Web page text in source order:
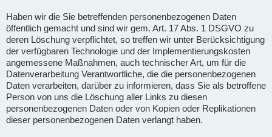
Haben wir die Sie betreffenden personenbezogenen Daten
öffentlich gemacht und sind wir gem. Art. 17 Abs. 1 DSGVO zu
deren Löschung verpflichtet, so treffen wir unter Berücksichtigung
der verfügbaren Technologie und der Implementierungskosten
angemessene Maßnahmen, auch technischer Art, um für die
Datenverarbeitung Verantwortliche, die die personenbezogenen
Daten verarbeiten, darüber zu informieren, dass Sie als betroffene
Person von uns die Löschung aller Links zu diesen
personenbezogenen Daten oder von Kopien oder Replikationen
dieser personenbezogenen Daten verlangt haben.